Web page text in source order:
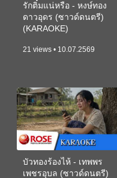
รักติ๋มแน่หรือ - หงษ์ทอง
ดาวอุดร (ซาวด์ดนตรี)
(KARAOKE)
21 views • 10.07.2569
บัวทองร้องไห้ - เทพพร
เพชรอุบล (ซาวด์ดนตรี)